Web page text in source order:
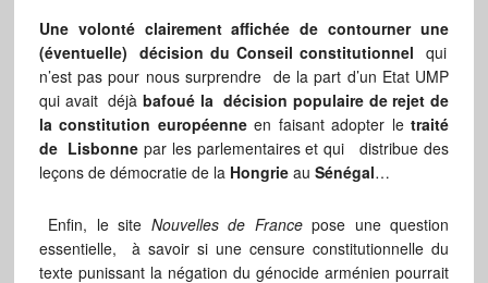
Une volonté clairement affichée de contournerune
(éventuelle) décision du Conseil constitutionnel qui
n’est pas pour nous surprendre de la part d’un Etat UMP
qui avait déjà bafoué la décision populaire de rejet de
laconstitution européenne en faisant adopter letraité
de Lisbonnepar les parlementaires et qui distribue des
leçons de démocratie de la Hongrieau Sénégal…
Enfin, le site Nouvelles de Francepose une question
essentielle, à savoir si une censure constitutionnelle du
texte punissant la négation du génocide arménien pourrait